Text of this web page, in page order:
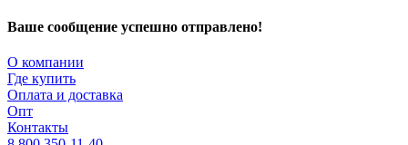
Ваше сообщение успешно отправлено!
О компании
Где купить
Оплата и доставка
Опт
Контакты